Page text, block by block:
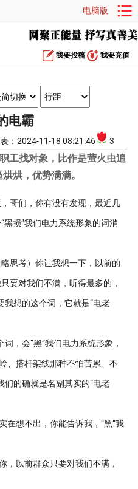
电脑版
我要投稿 我要充值
电霸
：2024-11-18 08:21:46 3
工找对象，比作是萤火虫追
烘，优势满满。
们，你有没有发现，最近几
黑损”我们电力系统形象的词消
考）你让我想一下，以前的
要对我们不满，听得最多的，
我想的这个词，它就是“电老
，会“黑”我们电力系统形象，
、搭杆架线那种不怕苦累、不
们的确就是名副其实的“电老
想不出，你能告诉我，“黑”我
以前群众只要对我们不满，